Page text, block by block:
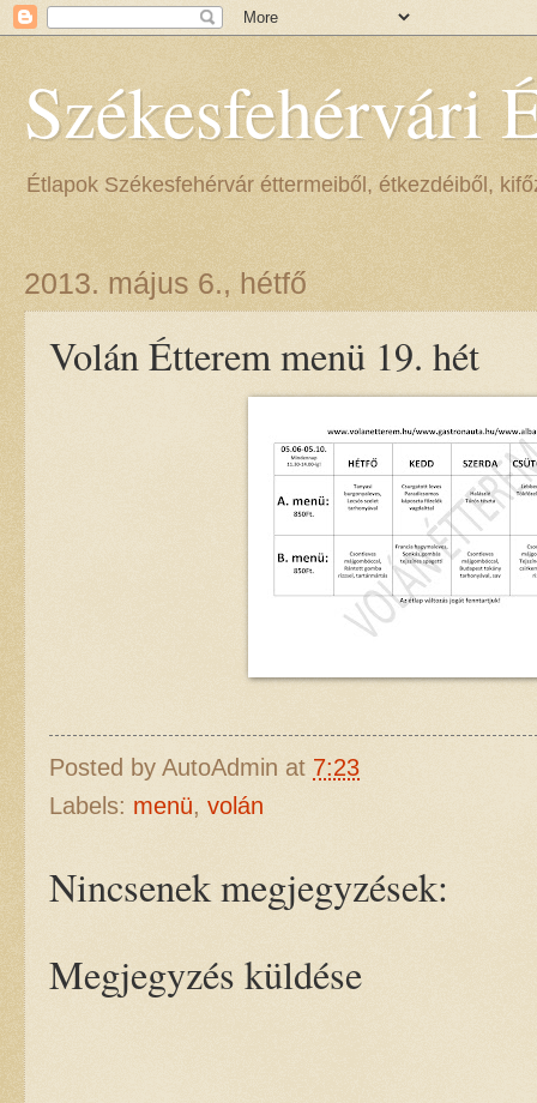
Székesfehérvári
Étlapok Székesfehérvár éttermeiből, étkezdéiből,
2013. május 6., hétfő
Volán Étterem menü 19. hét
Posted by AutoAdmin at 7:23
Labels: menü, volán
Nincsenek megjegyzések:
Megjegyzés küldése